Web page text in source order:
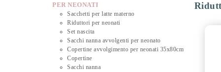
PER NEONATI
Sacchetti per latte materno
Riduttori per neonati
Set nascita
Sacchi nanna avvolgenti per neonato
Copertine avvolgimento per neonati 35x80cm
Copertine
Sacchi nanna